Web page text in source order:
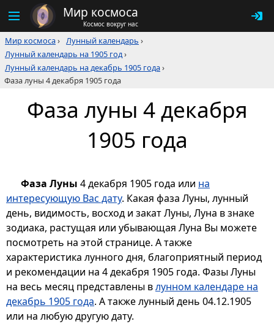
Мир космоса
Космос вокруг нас
Мир космоса› Лунный календарь ›
Лунный календарь на 1905 год›
Лунный календарь на декабрь 1905 года›
Фаза луны 4 декабря 1905 года
Фаза луны 4 декабря
1905 года
Фаза Луны 4 декабря 1905 года или на
интересующую Вас дату. Какая фаза Луны, лунный
день, видимость, восход и закат Луны, Луна в знаке
зодиака, растущая или убывающая Луна Вы можете
посмотреть на этой странице. А также
характеристика лунного дня, благоприятный период
и рекомендации на 4 декабря 1905 года. Фазы Луны
на весь месяц представлены влунном календаре на
декабрь 1905 года. А также лунный день 04.12.1905
или на любую другую дату.